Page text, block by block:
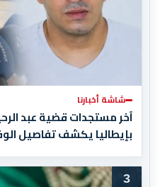
شاشة أخبارنا
آخر مستجدات قضية عبد
بإيطاليا يكشف تفاصيل
3